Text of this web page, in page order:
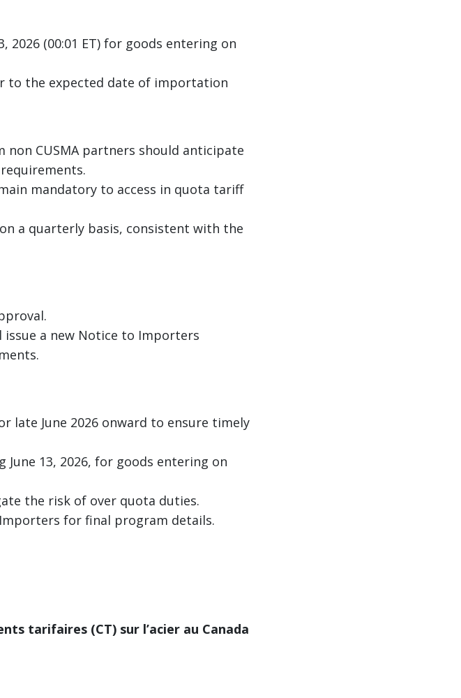
2026 (00:01 ET) for goods entering on
to the expected date of importation
CUSMA partners should anticipate
mandatory to access in quota tariff
a quarterly basis, consistent with the
issue a new Notice to Importers
late June 2026 onward to ensure timely
13, 2026, for goods entering on
the risk of over quota duties.
for final program details.
tarifaires (CT) sur l’acier au Canada